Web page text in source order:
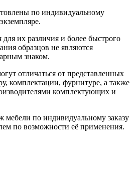
по индивидуальному
их различия и более быстрого
образцов не являются
знаком.
отличаться от представленных
комплектации, фурнитуре, а также
комплектующих и
мебели по индивидуальному заказу
по возможности её применения.